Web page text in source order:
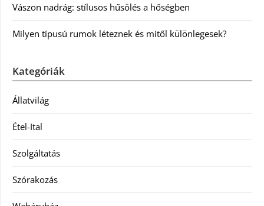
Vászon nadrág: stílusos hűsölés a hőségben
Milyen típusú rumok léteznek és mitől különlegesek?
Kategóriák
Állatvilág
Étel-Ital
Szolgáltatás
Szórakozás